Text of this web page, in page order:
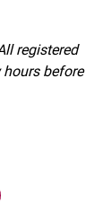
registered
before
teilen
Facebook